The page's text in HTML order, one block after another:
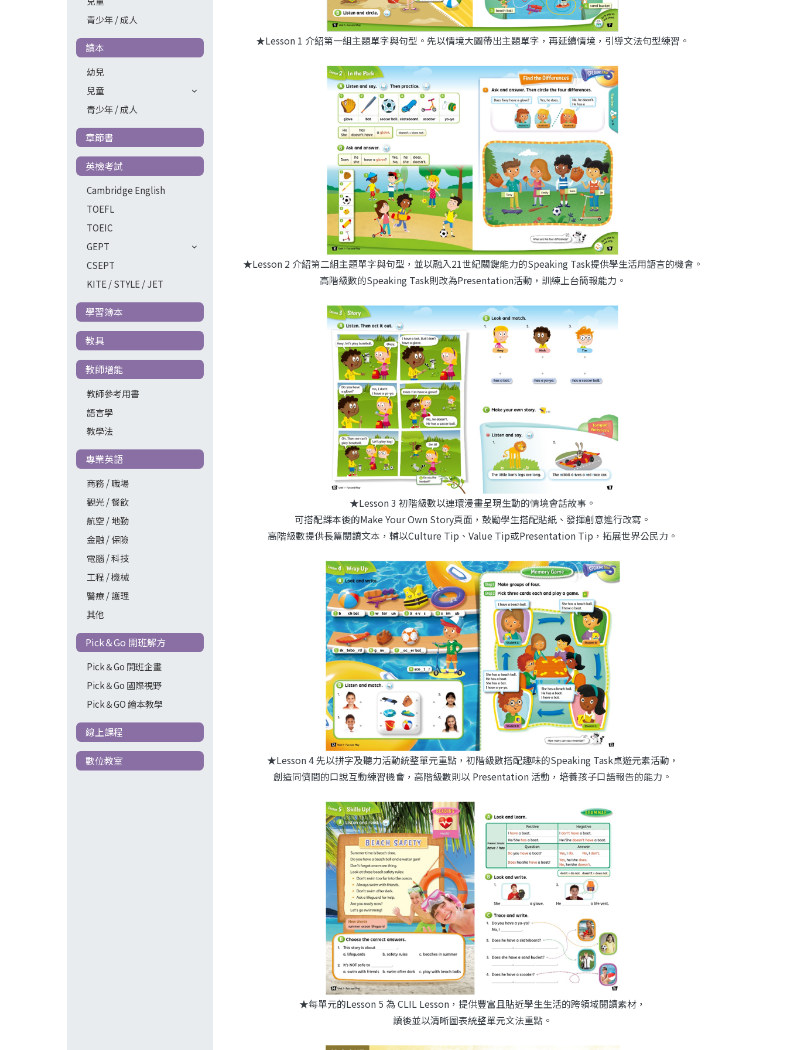
青少年 / 成人
讀本
幼兒
兒童
青少年 / 成人
章節書
英檢考試
Cambridge English
TOEFL
TOEIC
GEPT
CSEPT
KITE / STYLE / JET
學習簿本
教具
教師增能
教師參考用書
語言學
教學法
專業英語
商務 / 職場
觀光 / 餐飲
航空 / 地勤
金融 / 保險
電腦 / 科技
工程 / 機械
醫療 / 護理
其他
Pick＆Go 開班解方
Pick＆Go 開班企畫
Pick＆Go 國際視野
Pick＆GO 繪本教學
線上課程
數位教室
★Lesson 1 介紹第一組主題單字與句型。先以情境大圖帶出主題單字，再延續情境，引導文法句型練習。
★Lesson 2 介紹第二組主題單字與句型，並以融入21世紀關鍵能力的Speaking Task提供學生活用語言的機會。
高階級數的Speaking Task則改為Presentation活動，訓練上台簡報能力。
★Lesson 3 初階級數以連環漫畫呈現生動的情境會話故事。
可搭配課本後的Make Your Own Story頁面，鼓勵學生搭配貼紙、發揮創意進行改寫。
高階級數提供長篇閱讀文本，輔以Culture Tip、Value Tip或Presentation Tip，拓展世界公民力。
★Lesson 4 先以拼字及聽力活動統整單元重點，初階級數搭配趣味的Speaking Task桌遊元素活動，
創造同儕間的口說互動練習機會，高階級數則以 Presentation 活動，培養孩子口語報告的能力。
★每單元的Lesson 5 為 CLIL Lesson，提供豐富且貼近學生生活的跨領域閱讀素材，
讀後並以清晰圖表統整單元文法重點。